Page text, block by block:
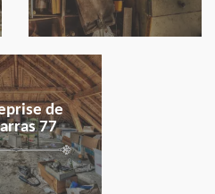
de
77
plus